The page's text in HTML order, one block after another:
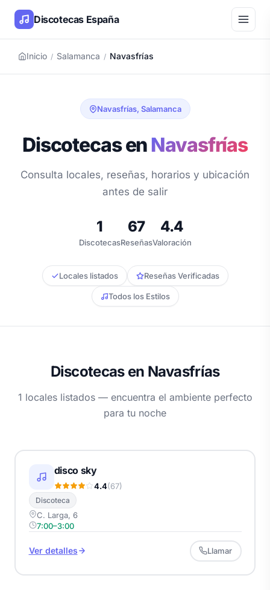
Discotecas España
Inicio / Salamanca / Navasfrías
Navasfrías, Salamanca
Discotecas enNavasfrías
Consulta locales, reseñas, horarios y ubicación
antes de salir
1
Discotecas
67
Reseñas
4.4
Valoración
Locales listados Reseñas Verificadas
Todos los Estilos
Discotecas en Navasfrías
1 locales listados — encuentra el ambiente perfecto
para tu noche
disco sky
4.4(67)
Discoteca
C. Larga, 6
7:00–3:00
Ver detalles Llamar